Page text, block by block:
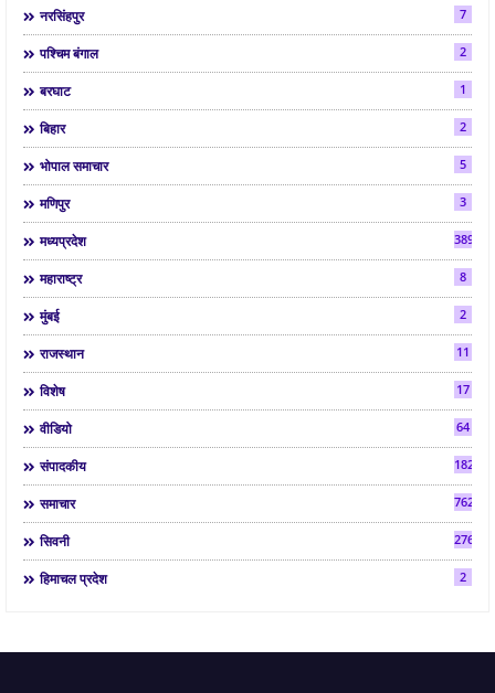
नरसिंहपुर 7
पश्चिम बंगाल 2
बरघाट 1
बिहार 2
भोपाल समाचार 5
मणिपुर 3
मध्यप्रदेश 3892
महाराष्ट्र 8
मुंबई 2
राजस्थान 11
विशेष 17
वीडियो 64
संपादकीय 182
समाचार 7624
सिवनी 2763
हिमाचल प्रदेश 2